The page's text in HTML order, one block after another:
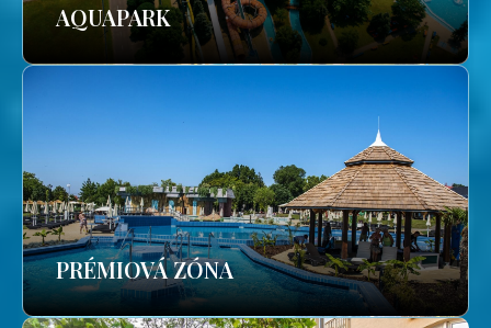
AQUAPARK
PRÉMIOVÁ ZÓNA